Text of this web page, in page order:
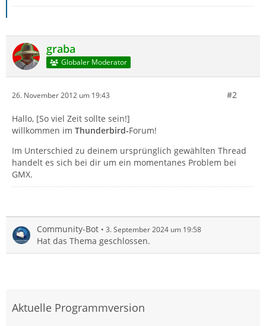
graba
Globaler Moderator
26. November 2012 um 19:43 #2
Hallo, [So viel Zeit sollte sein!]
willkommen im Thunderbird-Forum!
Im Unterschied zu deinem ursprünglich gewählten Thread
handelt es sich bei dir um ein momentanes Problem bei
GMX.
Community-Bot 3. September 2024 um 19:58
Hat das Thema geschlossen.
Aktuelle Programmversion